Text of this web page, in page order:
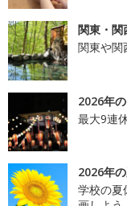
関東・関
関東や関
2026年
最大9連
2026年
学校の夏